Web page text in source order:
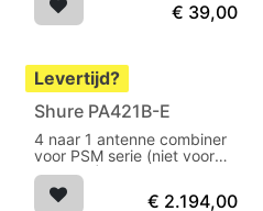
€ 39,00
Levertijd?
Shure PA421B-E
4 naar 1 antenne combiner
voor PSM serie (niet voor
PSM200)
€ 2.194,00